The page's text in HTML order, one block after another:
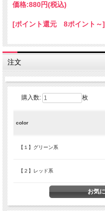
価格:880円(税込)
[ポイント還元 8ポイント～]
注文
購入数: 枚
color
【１】グリーン系
【２】レッド系